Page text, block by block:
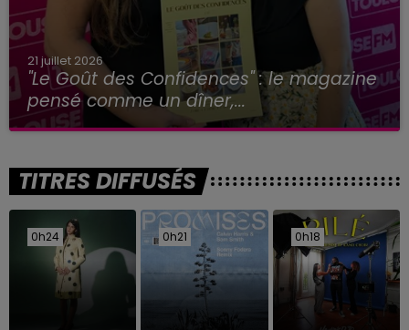
21 juillet 2026
"Le Goût des Confidences" : le magazine
pensé comme un dîner,...
TITRES DIFFUSÉS
0h24
0h24 0h21
0h21 0h18
0h18